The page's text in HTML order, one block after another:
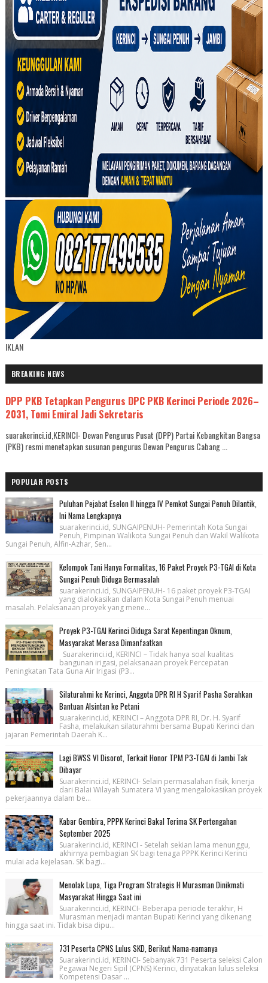
IKLAN
BREAKING NEWS
DPP PKB Tetapkan Pengurus DPC PKB Kerinci Periode 2026–
2031, Tomi Emiral Jadi Sekretaris
suarakerinci.id,KERINCI- Dewan Pengurus Pusat (DPP) Partai Kebangkitan Bangsa
(PKB) resmi menetapkan susunan pengurus Dewan Pengurus Cabang ...
POPULAR POSTS
Puluhan Pejabat Eselon II hingga IV Pemkot Sungai Penuh Dilantik,
Ini Nama Lengkapnya
suarakerinci.id, SUNGAIPENUH- Pemerintah Kota Sungai
Penuh, Pimpinan Walikota Sungai Penuh dan Wakil Walikota
Sungai Penuh, Alfin-Azhar, Sen...
Kelompok Tani Hanya Formalitas, 16 Paket Proyek P3-TGAI di Kota
Sungai Penuh Diduga Bermasalah
suarakerinci.id, SUNGAIPENUH- 16 paket proyek P3-TGAI
yang dialokasikan dalam Kota Sungai Penuh menuai
masalah. Pelaksanaan proyek yang mene...
Proyek P3-TGAI Kerinci Diduga Sarat Kepentingan Oknum,
Masyarakat Merasa Dimanfaatkan
Suarakerinci.id, KERINCI – Tidak hanya soal kualitas
bangunan irigasi, pelaksanaan proyek Percepatan
Peningkatan Tata Guna Air Irigasi (P3...
Silaturahmi ke Kerinci, Anggota DPR RI H Syarif Pasha Serahkan
Bantuan Alsintan ke Petani
suarakerinci.id, KERINCI – Anggota DPR RI, Dr. H. Syarif
Fasha, melakukan silaturahmi bersama Bupati Kerinci dan
jajaran Pemerintah Daerah K...
Lagi BWSS VI Disorot, Terkait Honor TPM P3-TGAI di Jambi Tak
Dibayar
Suarakerinci.id, KERINCI- Selain permasalahan fisik, kinerja
dari Balai Wilayah Sumatera VI yang mengalokasikan proyek
pekerjaannya dalam be...
Kabar Gembira, PPPK Kerinci Bakal Terima SK Pertengahan
September 2025
Suarakerinci.id, KERINCI - Setelah sekian lama menunggu,
akhirnya pembagian SK bagi tenaga PPPK Kerinci Kerinci
mulai ada kejelasan. SK bagi...
Menolak Lupa, Tiga Program Strategis H Murasman Dinikmati
Masyarakat Hingga Saat ini
Suarakerinci.id, KERINCI- Beberapa periode terakhir, H
Murasman menjadi mantan Bupati Kerinci yang dikenang
hingga saat ini. Tidak bisa dipu...
731 Peserta CPNS Lulus SKD, Berikut Nama-namanya
Suarakerinci.id, KERINCI- Sebanyak 731 Peserta seleksi Calon
Pegawai Negeri Sipil (CPNS) Kerinci, dinyatakan lulus seleksi
Kompetensi Dasar ...